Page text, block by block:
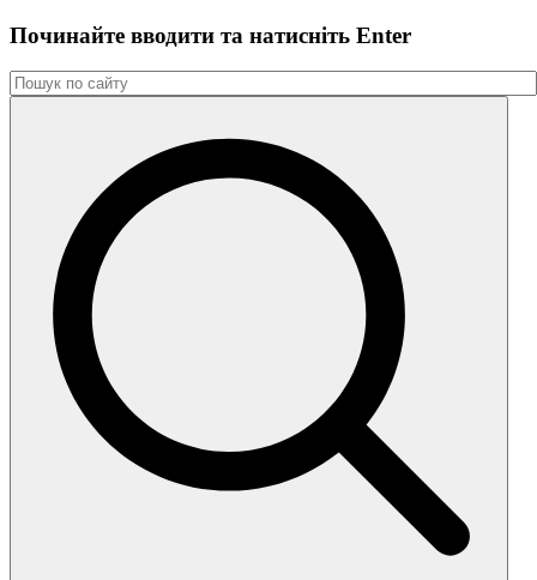
Починайте вводити та натиснiть Enter